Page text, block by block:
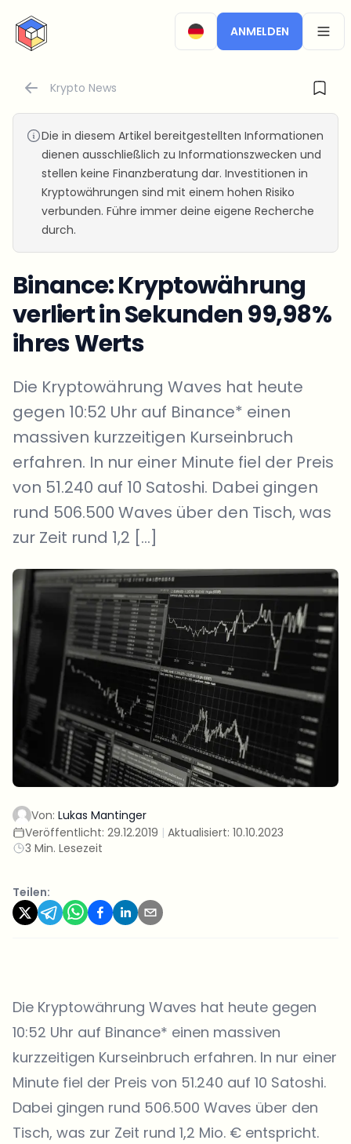
CryptoTicker
ANMELDEN
Krypto News
Die in diesem Artikel bereitgestellten Informationen
dienen ausschließlich zu Informationszwecken und
stellen keine Finanzberatung dar. Investitionen in
Kryptowährungen sind mit einem hohen Risiko
verbunden. Führe immer deine eigene Recherche
durch.
Binance: Kryptowährung
verliert in Sekunden 99,98%
ihres Werts
Die Kryptowährung Waves hat heute
gegen 10:52 Uhr auf Binance* einen
massiven kurzzeitigen Kurseinbruch
erfahren. In nur einer Minute fiel der Preis
von 51.240 auf 10 Satoshi. Dabei gingen
rund 506.500 Waves über den Tisch, was
zur Zeit rund 1,2 […]
Von: Lukas Mantinger
Veröffentlicht: 29.12.2019 | Aktualisiert: 10.10.2023
3 Min. Lesezeit
Teilen:
Die Kryptowährung Waves hat heute gegen
10:52 Uhr auf Binance* einen massiven
kurzzeitigen Kurseinbruch erfahren. In nur einer
Minute fiel der Preis von 51.240 auf 10 Satoshi.
Dabei gingen rund 506.500 Waves über den
Tisch, was zur Zeit rund 1,2 Mio. € entspricht.